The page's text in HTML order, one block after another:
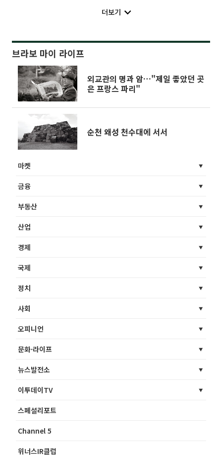
더보기
브라보 마이 라이프
외교관의 명과 암…"제일 좋았던 곳
은 프랑스 파리"
순천 왜성 천수대에 서서
마켓
금융
부동산
산업
경제
국제
정치
사회
오피니언
문화·라이프
뉴스발전소
이투데이TV
스페셜리포트
Channel 5
위너스IR클럽